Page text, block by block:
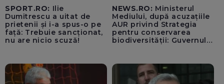
SPORT.RO: Ilie
Dumitrescu a uitat de
prietenii și i-a spus-o pe
față: Trebuie sancționat,
nu are nicio scuză!
NEWS.RO: Ministerul
Mediului, după acuzațiile
AUR privind Strategia
pentru conservarea
biodiversității: Guvernul a
500.000 de lei/ Costul
total - 373.600 de lei a
acoperit întregul studiu